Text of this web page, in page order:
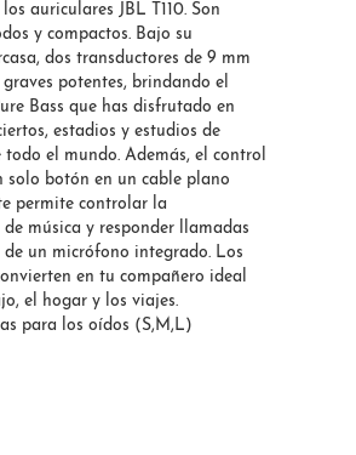
auriculares JBL T110. Son
y compactos. Bajo su
dos transductores de 9 mm
potentes, brindando el
Bass que has disfrutado en
estadios y estudios de
todo el mundo. Además, el control
solo botón en un cable plano
permite controlar la
de música y responder llamadas
un micrófono integrado. Los
en tu compañero ideal
el hogar y los viajes.
para los oídos (S,M,L)